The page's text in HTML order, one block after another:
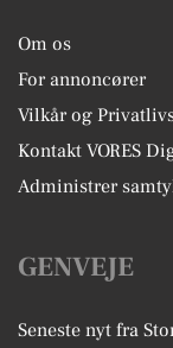
Om os
For annoncører
Vilkår og
Kontakt VORES
Administrer
GENVEJE
Seneste nyt fra